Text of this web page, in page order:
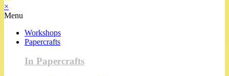
×
Menu
Workshops
Papercrafts
In Papercrafts